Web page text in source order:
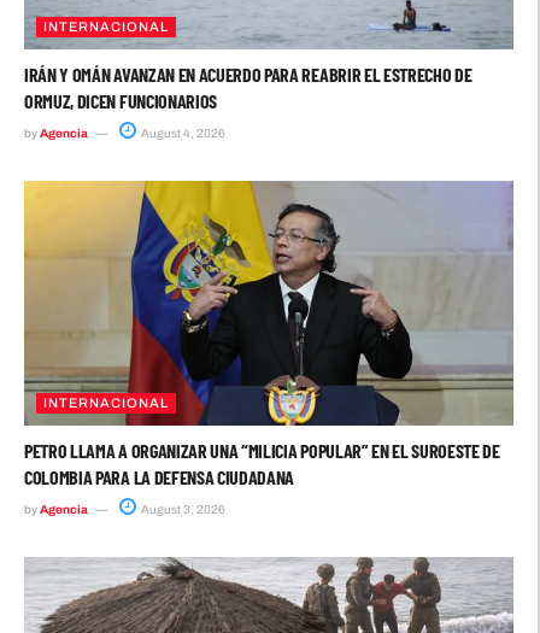
INTERNACIONAL
IRÁN Y OMÁN AVANZAN EN ACUERDO PARA REABRIR EL ESTRECHO DE
ORMUZ, DICEN FUNCIONARIOS
byAgencia August 4, 2026
INTERNACIONAL
PETRO LLAMA A ORGANIZAR UNA “MILICIA POPULAR” EN EL SUROESTE DE
COLOMBIA PARA LA DEFENSA CIUDADANA
byAgencia August 3, 2026